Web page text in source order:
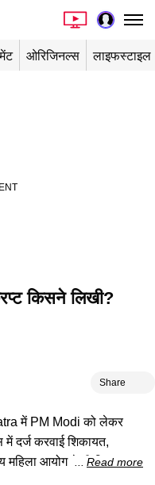
ओरिजिनल्स लाइफस्टाइल
किसने लिखी?
Share
में PM Modi को लेकर
में दर्ज करवाई शिकायत,
आयोग ने भी लियाRead more